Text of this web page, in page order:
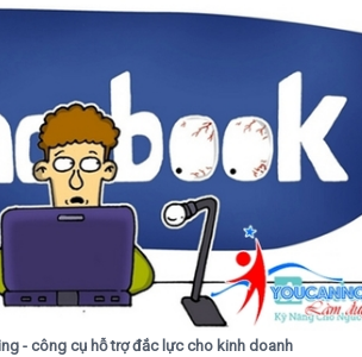
- công cụ hỗ trợ đắc lực cho kinh doanh